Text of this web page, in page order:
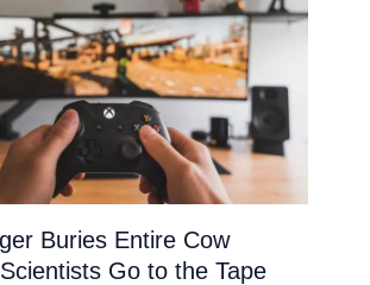
Buries Entire Cow
Go to the Tape